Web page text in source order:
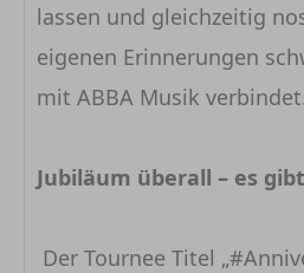
lassen und gleichzeitig
eigenen Erinnerungen
mit ABBA Musik
Jubiläum überall – es
Der Tournee Titel